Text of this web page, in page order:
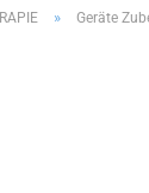
» Geräte